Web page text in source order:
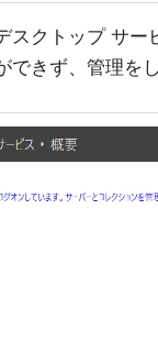
スクトップ サ
できず、管理を